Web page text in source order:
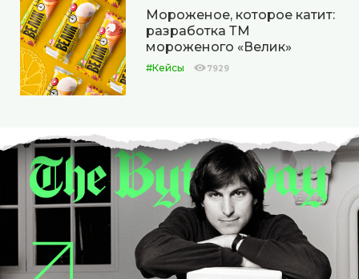
Мороженое, которое катит:
разработка ТМ
мороженого «Велик»
#Кейсы 7929